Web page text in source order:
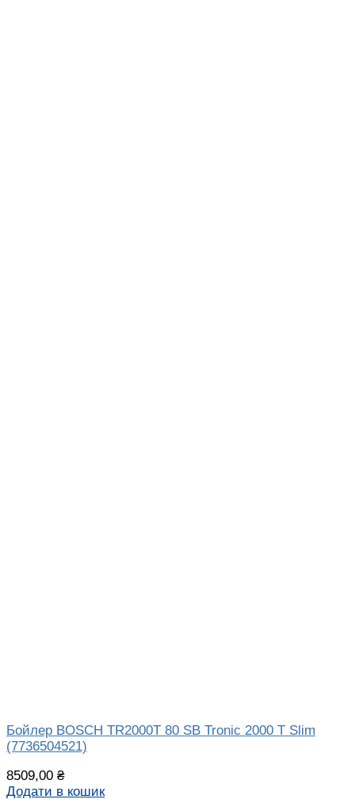
Бойлер BOSCH TR2000T 80 SB Tronic 2000 T Slim
(7736504521)
8509,00 ₴
Додати в кошик